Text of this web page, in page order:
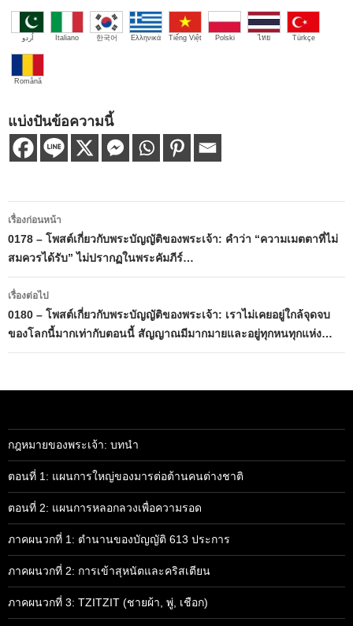
اُردو Italiano 한국어 Ελληνικά Tiếng Việt Polski ไทย Türkçe
Română
แบ่งปันข้อความนี้
เมนู
นำทาง
เรื่อง
เรื่องก่อนหน้า
0178 – โพสต์เกี่ยวกับพระบัญญัติของพระเจ้า: คำว่า “ความเมตตาที่ไม่
สมควรได้รับ” ไม่ปรากฏในพระคัมภีร์…
เรื่องต่อไป
0180 – โพสต์เกี่ยวกับพระบัญญัติของพระเจ้า: เราไม่เคยอยู่ใกล้จุดจบ
ของโลกนี้มากเท่ากับตอนนี้ สัญญาณมีมากมายและอยู่ทุกหนทุกแห่ง…
กฎหมายของพระเจ้า: บทนำ
ตอนที่ 1: แผนการใหญ่ของมารต่อต้านคนต่างชาติ
ตอนที่ 2: แผนการหลอกลวงเพื่อความรอด
ภาคผนวกที่ 1: ตำนานของบัญญัติ 613 ประการ
ภาคผนวกที่ 2: การเข้าสุหนัตและคริสเตียน
ภาคผนวกที่ 3: TZITZIT (ชายผ้า, พู่, เชือก)